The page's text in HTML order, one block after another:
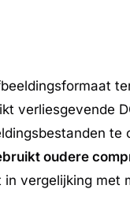
verliesgevende
te
oudere
vergelijking met